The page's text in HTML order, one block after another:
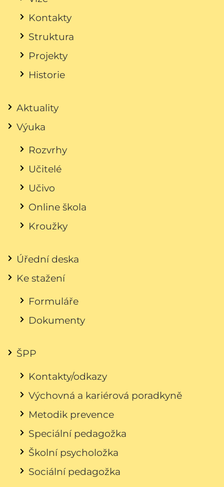
Kontakty
Struktura
Projekty
Historie
Aktuality
Výuka
Rozvrhy
Učitelé
Učivo
Online škola
Kroužky
Úřední deska
Ke stažení
Formuláře
Dokumenty
ŠPP
Kontakty/odkazy
Výchovná a kariérová poradkyně
Metodik prevence
Speciální pedagožka
Školní psycholožka
Sociální pedagožka